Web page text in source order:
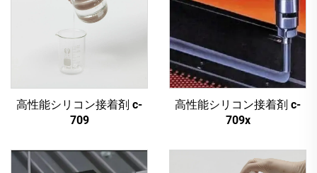
高性能シリコン接着剤 c-
709
高性能シリコン接着剤 c-
709x